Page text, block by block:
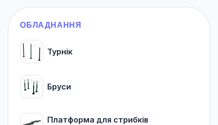
ОБЛАДНАННЯ
Турнік
Бруси
Платформа для стрибків